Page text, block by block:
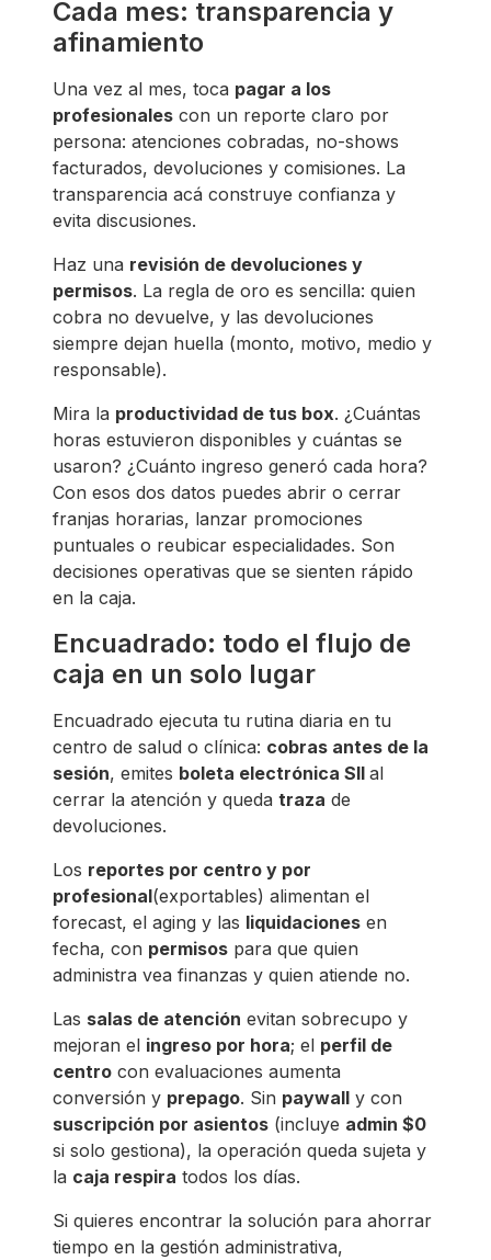
Cada mes: transparencia y
afinamiento
Una vez al mes, toca pagar a los
profesionales con un reporte claro por
persona: atenciones cobradas, no-shows
facturados, devoluciones y comisiones. La
transparencia acá construye confianza y
evita discusiones.
Haz una revisión de devoluciones y
permisos. La regla de oro es sencilla: quien
cobra no devuelve, y las devoluciones
siempre dejan huella (monto, motivo, medio y
responsable).
Mira la productividad de tus box. ¿Cuántas
horas estuvieron disponibles y cuántas se
usaron? ¿Cuánto ingreso generó cada hora?
Con esos dos datos puedes abrir o cerrar
franjas horarias, lanzar promociones
puntuales o reubicar especialidades. Son
decisiones operativas que se sienten rápido
en la caja.
Encuadrado: todo el flujo de
caja en un solo lugar
Encuadrado ejecuta tu rutina diaria en tu
centro de salud o clínica: cobras antes de la
sesión, emites boleta electrónica SII al
cerrar la atención y queda traza de
devoluciones.
Los reportes por centro y por
profesional(exportables) alimentan el
forecast, el aging y las liquidaciones en
fecha, con permisos para que quien
administra vea finanzas y quien atiende no.
Las salas de atención evitan sobrecupo y
mejoran el ingreso por hora; el perfil de
centro con evaluaciones aumenta
conversión y prepago. Sin paywall y con
suscripción por asientos (incluye admin $0
si solo gestiona), la operación queda sujeta y
la caja respira todos los días.
Si quieres encontrar la solución para ahorrar
tiempo en la gestión administrativa,